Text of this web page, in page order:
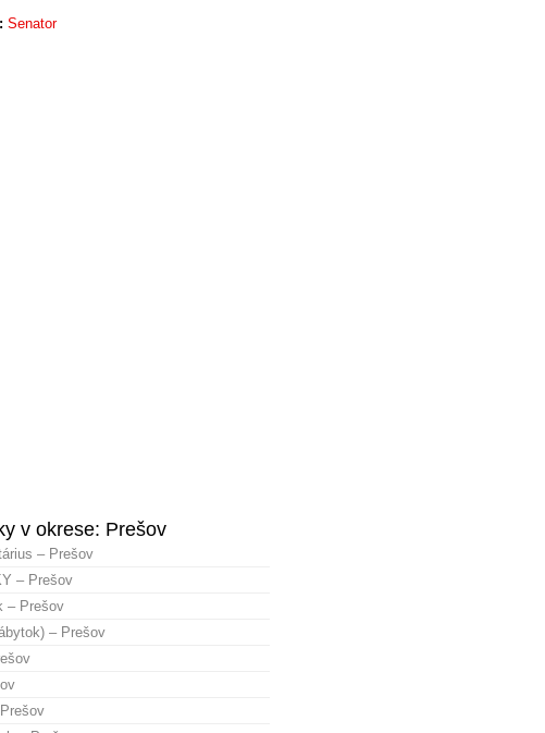
Senator
v okrese: Prešov
– Prešov
– Prešov
– Prešov
– Prešov